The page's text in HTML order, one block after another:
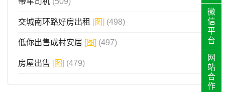
交城南环路好房出租 [图] (498)
低你出售成村安居 [图] (497)
房屋出售 [图] (479)
微
信
平
台
网
站
合
作